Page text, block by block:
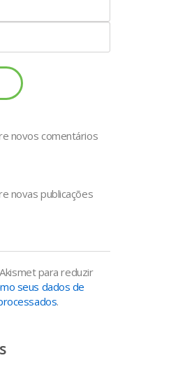
novos comentários
novas publicações
para reduzir
seus dados de
.